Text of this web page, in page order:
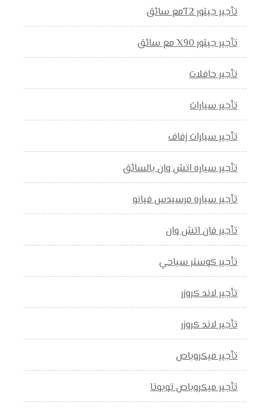
تأجير جيتور T2مع سائق
تأجير جيتور X90 مع سائق
تأجير حافلات
تأجير سيارات
تأجير سيارات زفاف
تأجير سياره اتش وان بالسائق
تأجير سياره مرسيدس فيانو
تأجير فان اتش وان
تأجير كوستر سياحي
تأجير لاند كروزر
تأجير لاند كروزر
تأجير ميكروباص
تأجير ميكروباص تويوتا